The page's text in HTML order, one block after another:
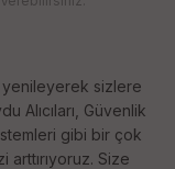
yenileyerek sizlere
Alıcıları, Güvenlik
gibi bir çok
Size